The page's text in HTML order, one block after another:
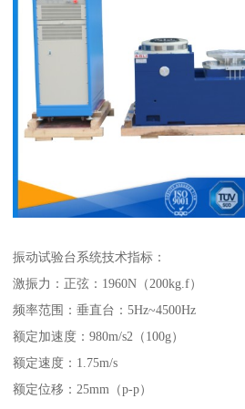
振动试验台系统技术指标：
激振力：正弦：1960N（200kg.f）
频率范围：垂直台：5Hz~4500Hz
额定加速度：980m/s2（100g）
额定速度：1.75m/s
额定位移：25mm（p-p）